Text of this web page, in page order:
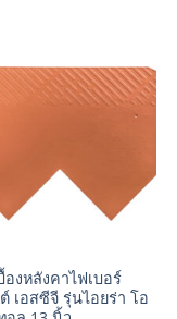
องหลังคาไฟเบอร์
เอสซีจี รุ่นไอยร่า โอ